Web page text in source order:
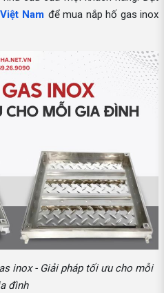
Nam để mua nắp hố gas inox
inox - Giải pháp tối ưu cho mỗi
đình